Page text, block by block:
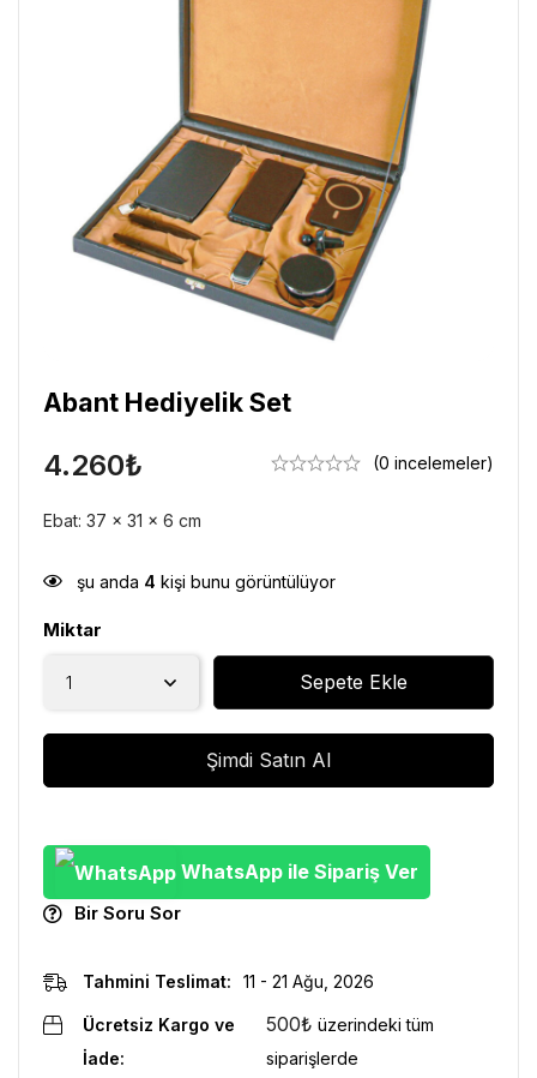
Abant Hediyelik Set
4.260₺ (0 incelemeler)
Ebat: 37 x 31 x 6 cm
şu anda 4 kişi bunu görüntülüyor
Miktar
Sepete Ekle
Şimdi Satın Al
WhatsApp ile Sipariş Ver
Bir Soru Sor
Tahmini Teslimat: 11 - 21 Ağu, 2026
Ücretsiz Kargo ve
İade:
500₺ üzerindeki tüm
siparişlerde